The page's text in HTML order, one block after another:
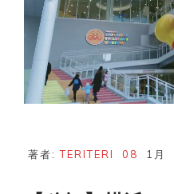
著者:TERITERI 08 1月